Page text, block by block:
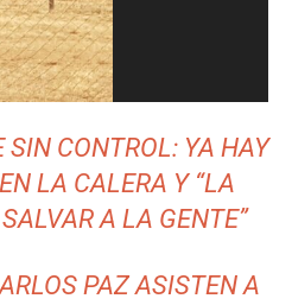
SIN CONTROL: YA HAY
LA CALERA Y “LA
A LA GENTE”
PAZ ASISTEN A